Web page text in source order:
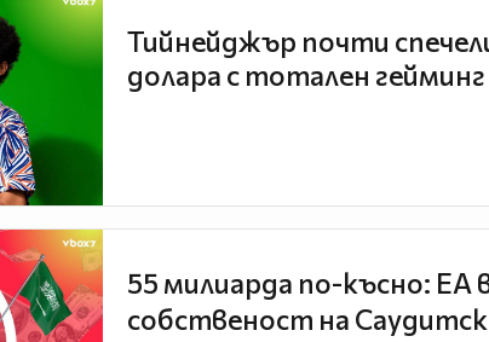
Тийнейджър почти
долара с тотален
55 милиарда по-късно: EA
собственост на